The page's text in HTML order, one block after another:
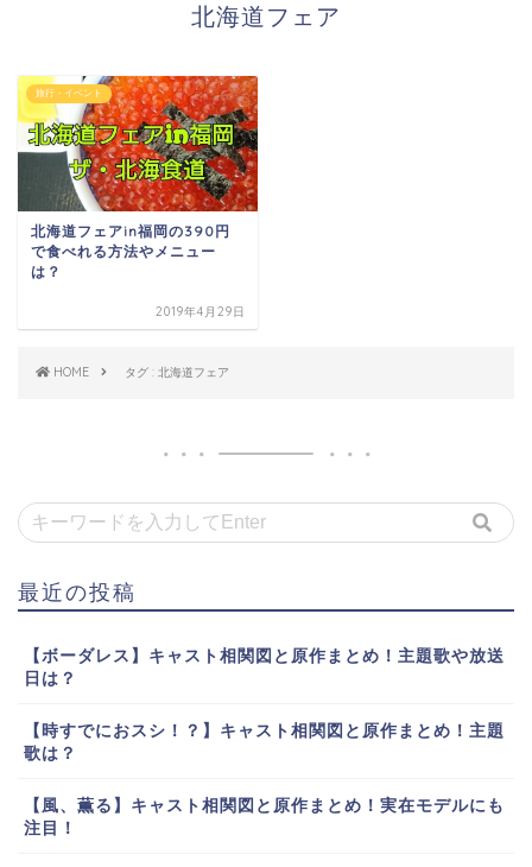
北海道フェア
旅行・イベント
北海道フェアin福岡の390円
で食べれる方法やメニュー
は？
2019年4月29日
HOME タグ : 北海道フェア
最近の投稿
【ボーダレス】キャスト相関図と原作まとめ！主題歌や放送
日は？
【時すでにおスシ！？】キャスト相関図と原作まとめ！主題
歌は？
【風、薫る】キャスト相関図と原作まとめ！実在モデルにも
注目！